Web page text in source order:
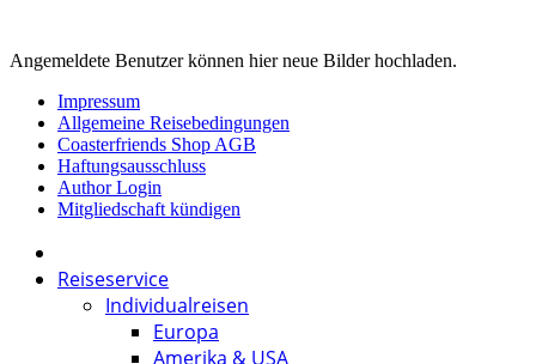
Angemeldete Benutzer können hier neue Bilder hochladen.
Impressum
Allgemeine Reisebedingungen
Coasterfriends Shop AGB
Haftungsausschluss
Author Login
Mitgliedschaft kündigen
Reiseservice
Individualreisen
Europa
Amerika & USA